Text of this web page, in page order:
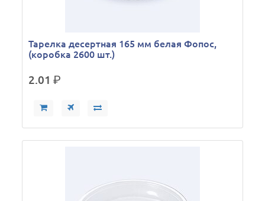
Тарелка десертная 165 мм белая Фопос,
(коробка 2600 шт.)
2.01р.